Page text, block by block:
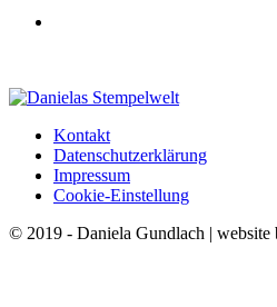
Kontakt
Datenschutzerklärung
Impressum
Cookie-Einstellung
© 2019 - Daniela Gundlach | website